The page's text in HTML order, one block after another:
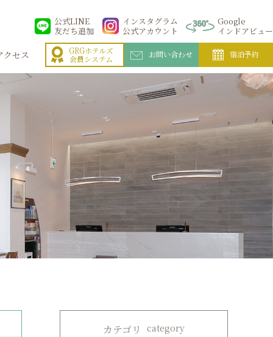
Google
インドアビュー
インスタグラム
公式アカウント
公式LINE
友だち追加
クセス
GRGホテルズ
会員システム
お問い合わせ 宿泊予約
カテゴリ category